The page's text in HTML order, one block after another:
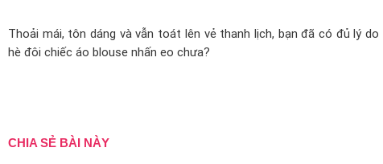
Thoải mái, tôn dáng và vẫn toát lên vẻ thanh lịch, bạn đã có đủ lý
hè đôi chiếc áo blouse nhấn eo chưa?
CHIA SẺ BÀI NÀY